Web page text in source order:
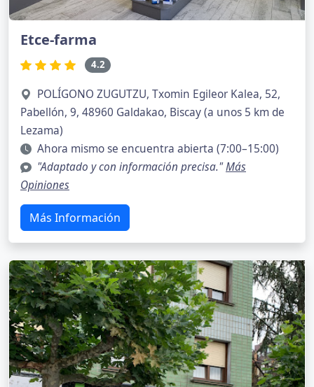
Etce-farma
4.2
POLÍGONO ZUGUTZU, Txomin Egileor Kalea, 52,
Pabellón, 9, 48960 Galdakao, Biscay (a unos 5 km de
Lezama)
Ahora mismo se encuentra abierta (7:00–15:00)
"Adaptado y con información precisa."Más
Opiniones
Más Información